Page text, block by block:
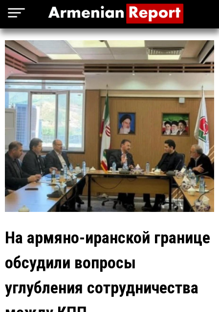
На армяно-иранской границе
обсудили вопросы
углубления сотрудничества